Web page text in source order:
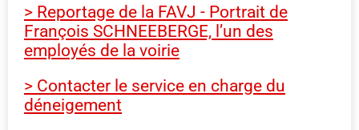
> Reportage de la FAVJ - Portrait de
François SCHNEEBERGE, l’un des
employés de la voirie
> Contacter le service en charge du
déneigement